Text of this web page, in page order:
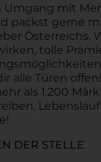
Umgang mit
packst gerne
Österreichs.
tolle
alle Türen
als 1.200
DER STELLE